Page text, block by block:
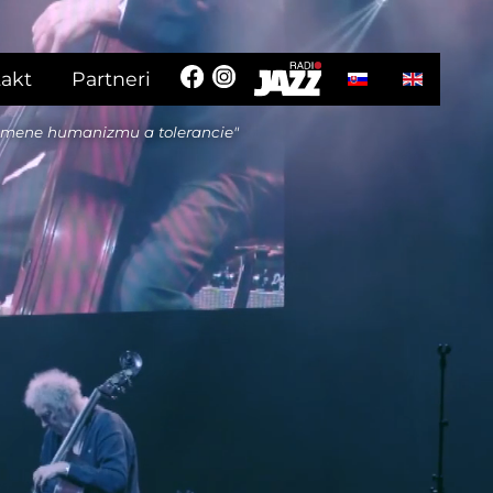
Partneri
humanizmu a tolerancie"
Vyberte váš jazyk